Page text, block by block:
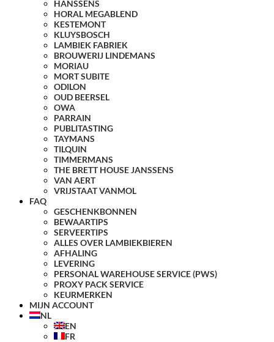
HANSSENS
HORAL MEGABLEND
KESTEMONT
KLUYSBOSCH
LAMBIEK FABRIEK
BROUWERIJ LINDEMANS
MORIAU
MORT SUBITE
ODILON
OUD BEERSEL
OWA
PARRAIN
PUBLITASTING
TAYMANS
TILQUIN
TIMMERMANS
THE BRETT HOUSE JANSSENS
VAN AERT
VRIJSTAAT VANMOL
FAQ
GESCHENKBONNEN
BEWAARTIPS
SERVEERTIPS
ALLES OVER LAMBIEKBIEREN
AFHALING
LEVERING
PERSONAL WAREHOUSE SERVICE (PWS)
PROXY PACK SERVICE
KEURMERKEN
MIJN ACCOUNT
NL
EN
FR